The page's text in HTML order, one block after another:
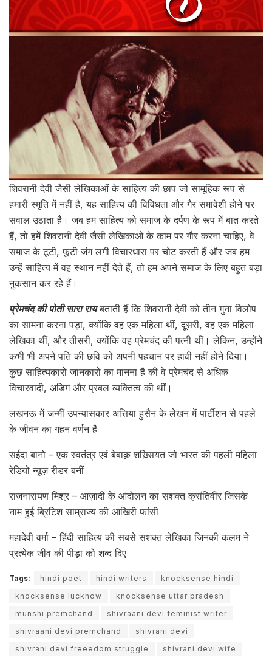
शिवरानी देवी जैसी लेखिकाओं के साहित्य की छाप जो सामूहिक रूप से
हमारी स्मृति में नहीं है, यह साहित्य की विविधता और गैर समावेशी होने पर
सवाल उठाता है। जब हम साहित्य को समाज के दर्पण के रूप में बात करते
हैं, तो हमें शिवरानी देवी जैसी लेखिकाओं के काम पर गौर करना चाहिए, वे
समाज के टूटी, फूटी जंग लगी विचारधारा पर चोट करती हैं और जब हम
उन्हें साहित्य में वह स्थान नहीं देते हैं, तो हम अपने समाज के लिए बहुत बड़ा
नुकसान कर रहे हैं।
प्रेमचंद की पोती सारा रायबताती हैं कि शिवरानी देवी को तीन गुना विलोप
का सामना करना पड़ा, क्योंकि वह एक महिला थीं, दूसरी, वह एक महिला
लेखिका थीं, और तीसरी, क्योंकि वह प्रेमचंद की पत्नी थीं। लेकिन, उन्होंने
कभी भी अपने पति की छवि को अपनी पहचान पर हावी नहीं होने दिया।
कुछ साहित्यकारों जानकारों का मानना है की वे प्रेमचंद से अधिक
विचारवादी, अडिग और प्रबल व्यक्तित्व की थीं।
लखनऊ में जन्मीं उपन्यासकार अत्तिया हुसैन के लेखन में पार्टीशन से पहले
के जीवन का गहन वर्णन है
सईदा बानो – एक स्वतंत्र एवं बेबाक़ शख़्सियत जो भारत की पहली महिला
रेडियो न्यूज़ रीडर बनीं
राजनारायण मिश्र – आज़ादी के आंदोलन का सशक्त क्रांतिवीर जिसके
नाम हुई ब्रिटिश साम्राज्य की आखिरी फांसी
महादेवी वर्मा – हिंदी साहित्य की सबसे सशक्त लेखिका जिनकी कलम ने
प्रत्येक जीव की पीड़ा को शब्द दिए
Tags: hindi poet hindi writers
knocksense hindi
knocksense lucknow
knocksense uttar pradesh
munshi premchand
shivraani devi feminist writer
shivraani devi premchand
shivrani devi
shivrani devi freeedom struggle
shivrani devi wife